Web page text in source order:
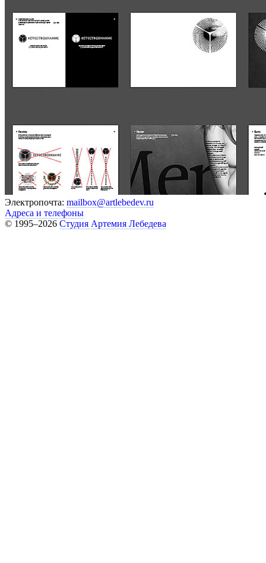
Электропочта: mailbox@artlebedev.ru
Адреса и телефоны
© 1995–2026 Студия Артемия Лебедева